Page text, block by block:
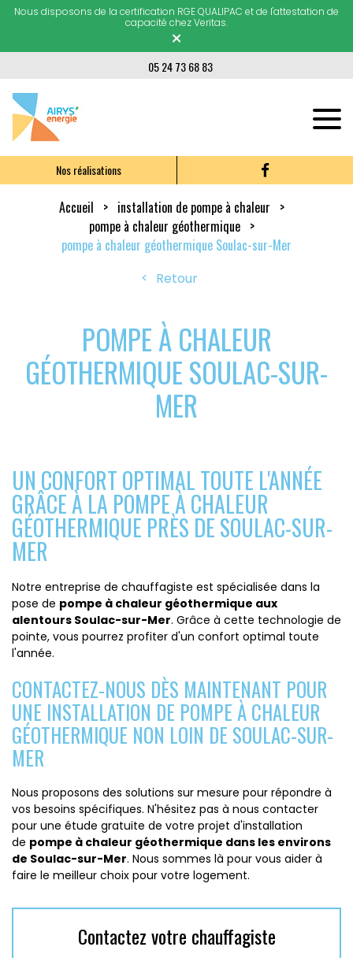
Nous disposons de la certification RGE QUALIPAC et de l'attestation de
capacité chez Veritas.
×
05 24 73 68 83
Nos réalisations
Accueil
installation de pompe à chaleur
pompe à chaleur géothermique
pompe à chaleur géothermique Soulac-sur-Mer
Retour
POMPE À CHALEUR
GÉOTHERMIQUE SOULAC-SUR-
MER
UN CONFORT OPTIMAL TOUTE L'ANNÉE
GRÂCE À LA POMPE À CHALEUR
GÉOTHERMIQUE PRÈS DE SOULAC-SUR-
MER
Notre entreprise de chauffagiste est spécialisée dans la
pose de pompe à chaleur géothermique aux
alentours Soulac-sur-Mer. Grâce à cette technologie de
pointe, vous pourrez profiter d'un confort optimal toute
l'année.
CONTACTEZ-NOUS DÈS MAINTENANT POUR
UNE INSTALLATION DE POMPE À CHALEUR
GÉOTHERMIQUE NON LOIN DE SOULAC-SUR-
MER
Nous proposons des solutions sur mesure pour répondre à
vos besoins spécifiques. N'hésitez pas à nous contacter
pour une étude gratuite de votre projet d'installation
de pompe à chaleur géothermique dans les environs
de Soulac-sur-Mer. Nous sommes là pour vous aider à
faire le meilleur choix pour votre logement.
Contactez votre chauffagiste